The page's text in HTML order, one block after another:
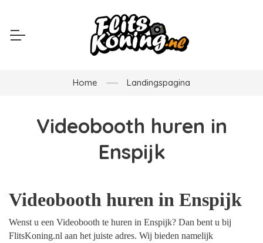
Home Landingspagina
Videobooth huren in
Enspijk
Videobooth huren in Enspijk
Wenst u een Videobooth te huren in Enspijk? Dan bent u bij
FlitsKoning.nl aan het juiste adres. Wij bieden namelijk